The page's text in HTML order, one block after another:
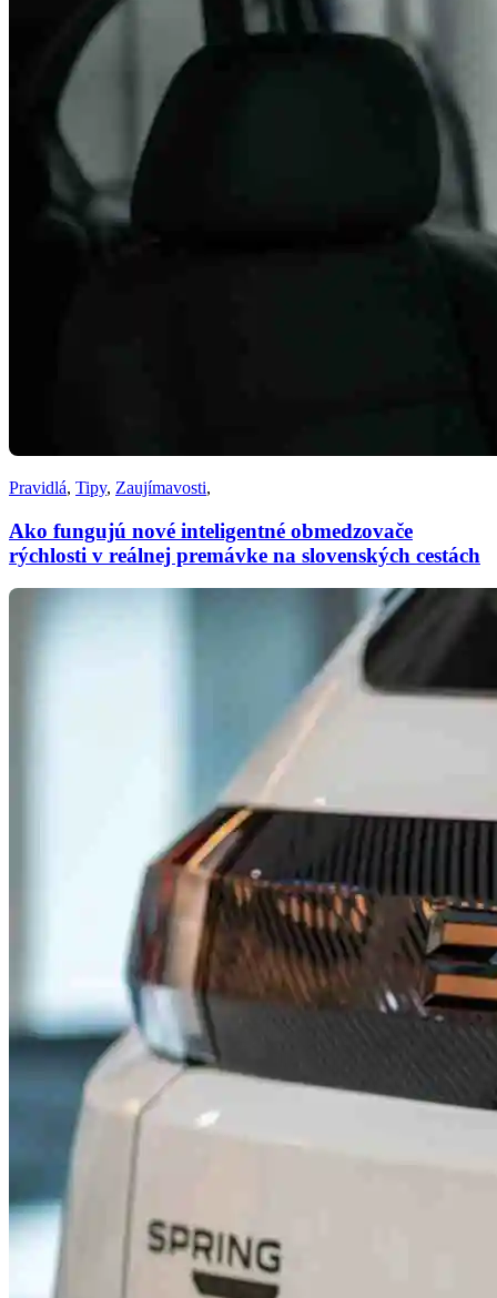
Pravidlá, Tipy, Zaujímavosti,
Ako fungujú nové inteligentné obmedzovače
rýchlosti v reálnej premávke na slovenských cestách